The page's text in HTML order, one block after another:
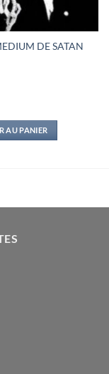
DE SATAN
AU PANIER